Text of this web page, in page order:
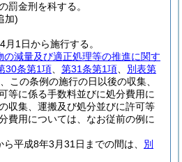
罰金刑を科する。
加)
1日から施行する。
の減量及び適正処理等の推進に関す
30条第1項 第31条第1項
別表第
この条例の施行の日以後の収集、
等に係る手数料並びに処分費用に
収集、運搬及び処分並びに許可等
費用については、なお従前の例に
平成8年3月31日までの間は、 別